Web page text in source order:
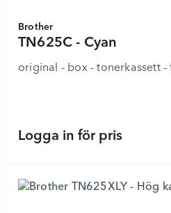
Brother
TN625C - Cyan
original - box - tonerkassett -
Logga in för prisTN625C